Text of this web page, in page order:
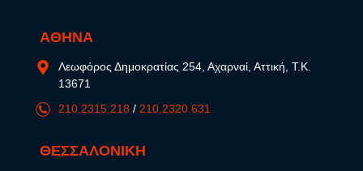
ΑΘΗΝΑ
Λεωφόρος Δημοκρατίας 254, Αχαρναί, Αττική, Τ.Κ.
13671
210.2315.218 / 210.2320.631
ΘΕΣΣΑΛΟΝΙΚΗ